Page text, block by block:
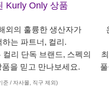
Kurly Only 상품
외의 훌륭한 생산자가
하는 파트너, 컬리.
리 단독 브랜드, 스펙의
을 믿고 만나보세요.
준 / 자사몰, 직구 제외)